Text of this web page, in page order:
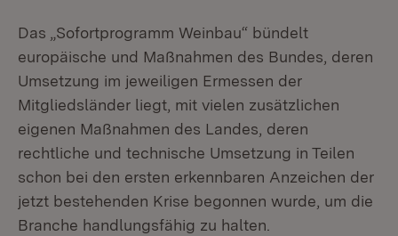
Das „Sofortprogramm Weinbau“ bündelt
europäische und Maßnahmen des Bundes, deren
Umsetzung im jeweiligen Ermessen der
Mitgliedsländer liegt, mit vielen zusätzlichen
eigenen Maßnahmen des Landes, deren
rechtliche und technische Umsetzung in Teilen
schon bei den ersten erkennbaren Anzeichen der
jetzt bestehenden Krise begonnen wurde, um die
Branche handlungsfähig zu halten.